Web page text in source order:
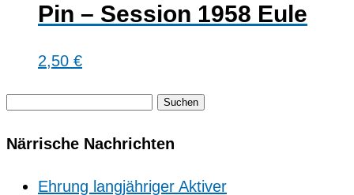
Pin – Session 1958 Eule
2,50 €
Suchen
Närrische Nachrichten
Ehrung langjähriger Aktiver